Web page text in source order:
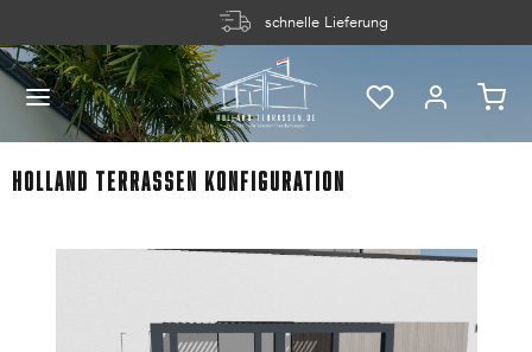
schnelle Lieferung
Holland Terrassen Konfiguration